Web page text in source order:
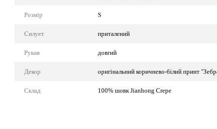
Розмір S
Силует приталений
Рукав довгий
Декор оригінальний коричнево-білий принт
Склад 100% шовк Jianhong Crepe